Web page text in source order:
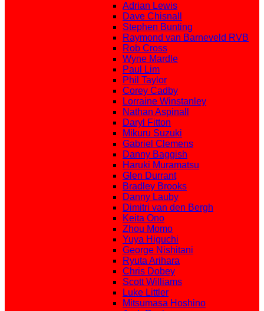
Adrian Lewis
Dave Chisnall
Stephen Bunting
Raymond van Barneveld RVB
Rob Cross
Wyne Mardle
Paul Lim
Phil Taylor
Corey Cadby
Lorraine Winstanley
Nathan Aspinall
Daryl Fitton
Mikuru Suzuki
Gabriel Clemens
Danny Baggish
Haruki Muramatsu
Glen Durrant
Bradley Brooks
Danny Lauby
Dimitri van den Bergh
Keita Ono
Zhou Momo
Yuya Higuchi
George Nishitani
Ryuta Arihara
Chris Dobey
Scott Williams
Luke Littler
Mitsumasa Hoshino